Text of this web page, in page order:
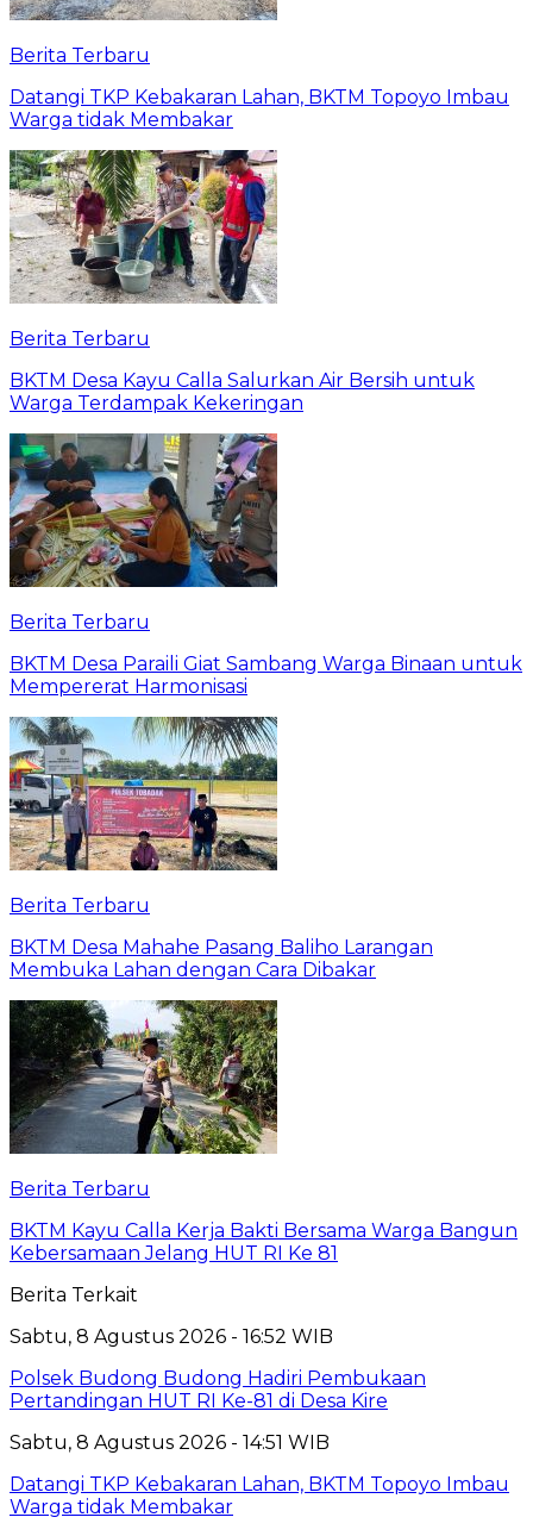
Berita Terbaru
Datangi TKP Kebakaran Lahan, BKTM Topoyo Imbau
Warga tidak Membakar
Berita Terbaru
BKTM Desa Kayu Calla Salurkan Air Bersih untuk
Warga Terdampak Kekeringan
Berita Terbaru
BKTM Desa Paraili Giat Sambang Warga Binaan untuk
Mempererat Harmonisasi
Berita Terbaru
BKTM Desa Mahahe Pasang Baliho Larangan
Membuka Lahan dengan Cara Dibakar
Berita Terbaru
BKTM Kayu Calla Kerja Bakti Bersama Warga Bangun
Kebersamaan Jelang HUT RI Ke 81
Berita Terkait
Sabtu, 8 Agustus 2026 - 16:52 WIB
Polsek Budong Budong Hadiri Pembukaan
Pertandingan HUT RI Ke-81 di Desa Kire
Sabtu, 8 Agustus 2026 - 14:51 WIB
Datangi TKP Kebakaran Lahan, BKTM Topoyo Imbau
Warga tidak Membakar